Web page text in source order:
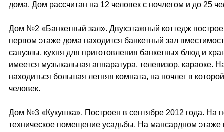
дома. Дом рассчитан на 12 человек с ночлегом и до 25
Дом №2 «Банкетный зал». Двухэтажный коттедж
первом этаже дома находится банкетный зал
санузлы, кухня для приготовления банкетных блюд и
имеется музыкальная аппаратура, телевизор, караоке.
находиться большая летняя комната, на ночлег в
человек.
Дом №3 «Кукушка». Построен в сентябре 2012 года. На
техническое помещение усадьбы. На мансардном